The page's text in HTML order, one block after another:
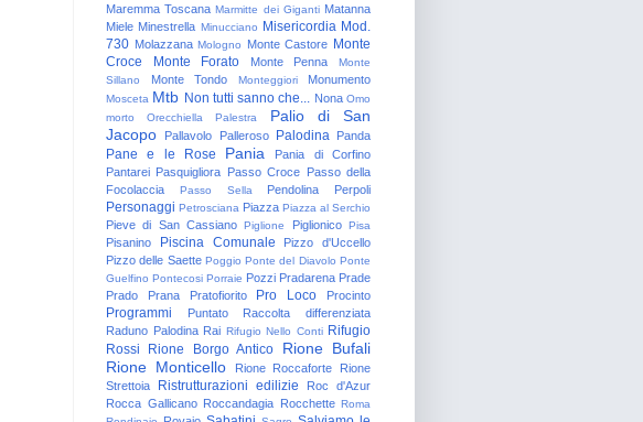
Maremma Toscana Marmitte dei Giganti Matanna
Miele Minestrella Minucciano Misericordia Mod.
730 Molazzana Mologno Monte Castore Monte
Croce
Monte Forato Monte Penna
Monte
Sillano
Monte Tondo Monteggiori Monumento
Mosceta Mtb Non tutti sanno che... Nona Omo
morto
Orecchiella Palestra
Palio di San
Jacopo
Pallavolo Palleroso Palodina Panda
Pane e le Rose Pania
Pania di Corfino
Pantarei Pasquigliora Passo Croce Passo della
Focolaccia
Passo Sella Pendolina Perpoli
Personaggi Petrosciana Piazza Piazza al Serchio
Pieve di San Cassiano Piglione Piglionico Pisa
Pisanino Piscina Comunale
Pizzo d'Uccello
Pizzo delle Saette Poggio Ponte del Diavolo Ponte
Guelfino Pontecosi Porraie Pozzi Pradarena Prade
Prado
Prana Pratofiorito Pro Loco Procinto
Programmi Puntato
Raccolta differenziata
Raduno Palodina Rai Rifugio Nello Conti Rifugio
Rossi
Rione Borgo Antico
Rione Bufali
Rione Monticello
Rione Roccaforte
Rione
Strettoia
Ristrutturazioni edilizie
Roc d'Azur
Rocca Gallicano Roccandagia Rocchette Roma